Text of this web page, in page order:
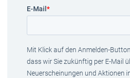
E-Mail *
Mit Klick auf den Anmelden-
dass wir Sie zukünftig per E-Mail
Neuerscheinungen und Aktionen